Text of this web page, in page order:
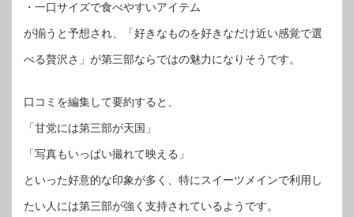
・一口サイズで食べやすいアイテム
が揃うと予想され、「好きなものを好きなだけ近い感覚で選
べる贅沢さ」が第三部ならではの魅力になりそうです。
口コミを編集して要約すると、
「甘党には第三部が天国」
「写真もいっぱい撮れて映える」
といった好意的な印象が多く、特にスイーツメインで利用し
たい人には第三部が強く支持されているようです。